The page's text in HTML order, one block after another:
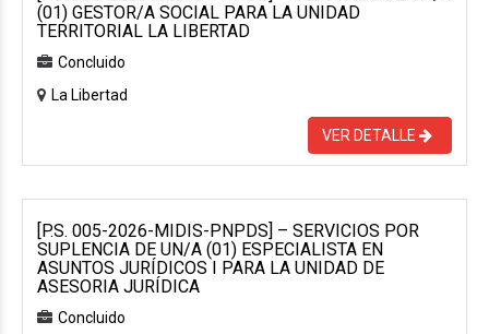
(01) GESTOR/A SOCIAL PARA LA UNIDAD
TERRITORIAL LA LIBERTAD
Concluido
La Libertad
VER DETALLE
[P.S. 005-2026-MIDIS-PNPDS] – SERVICIOS POR
SUPLENCIA DE UN/A (01) ESPECIALISTA EN
ASUNTOS JURÍDICOS I PARA LA UNIDAD DE
ASESORIA JURÍDICA
Concluido